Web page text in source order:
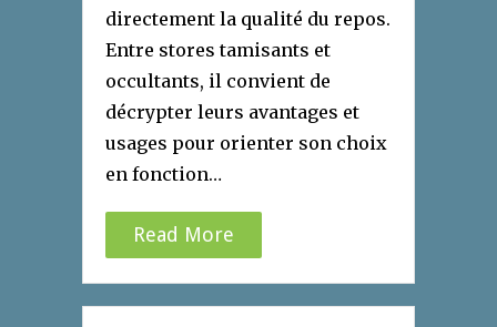
directement la qualité du repos.
Entre stores tamisants et
occultants, il convient de
décrypter leurs avantages et
usages pour orienter son choix
en fonction…
Read More